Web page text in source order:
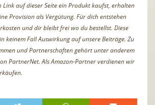
Link auf dieser Seite ein Produkt kaufst, erhalten
Provision als Vergütung. Für dich entstehen
und dir bleibt frei wo du bestellst. Diese
keinem Fall Auswirkung auf unsere Beiträge. Zu
und Partnerschaften gehört unter anderem
PartnerNet. Als Amazon-Partner verdienen wir